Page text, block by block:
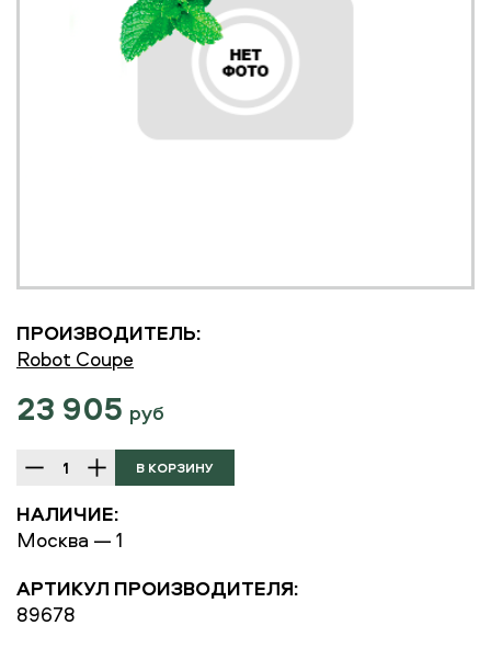
ПРОИЗВОДИТЕЛЬ:
Robot Coupe
23 905 руб
НАЛИЧИЕ:
Москва — 1
АРТИКУЛ ПРОИЗВОДИТЕЛЯ:
89678